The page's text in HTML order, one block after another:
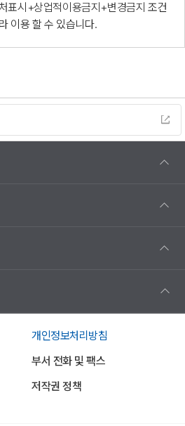
표시+상업적이용금지+변경금지 조건
이용 할 수 있습니다.
개인정보처리방침
부서 전화 및 팩스
저작권 정책